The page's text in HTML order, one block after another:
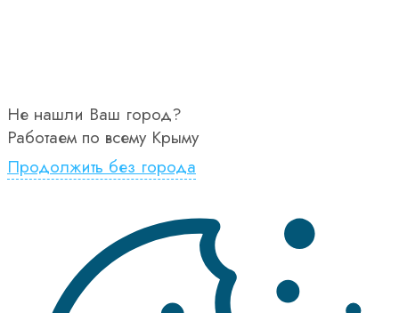
Не нашли Ваш город?
Работаем по всему Крыму
Продолжить без города